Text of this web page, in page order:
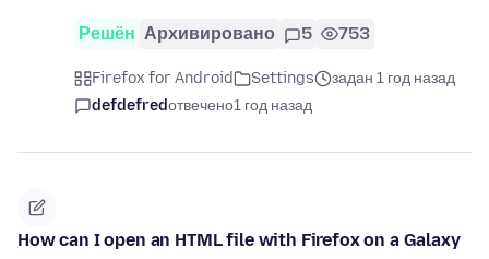
Решён Архивировано 5 753
Firefox for Android Settings
задан 1 год назад
defdefredотвечено1 год назад
How can I open an HTML file with Firefox on a Galaxy